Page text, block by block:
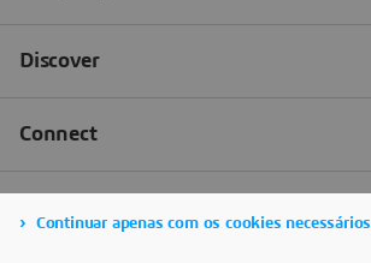
Continuar apenas com os cookies necessários